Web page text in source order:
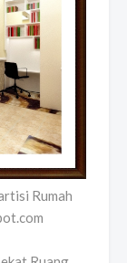
Rumah